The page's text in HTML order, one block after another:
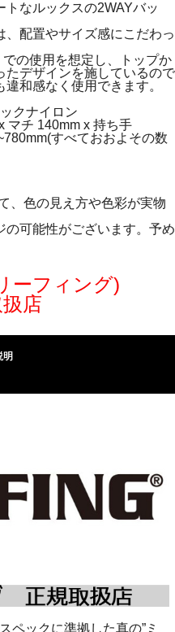
なルックスの2WAYバッ
配置やサイズ感にこだわっ
の使用を想定し、トップか
たデザインを施しているので
和感なく使用できます。
クナイロン
マチ 140mm x 持ち手
すべておおよその数
、色の見え方や色彩が実物
可能性がございます。予め
ーフィング)
店
明
ペックに準拠した真の”ミ